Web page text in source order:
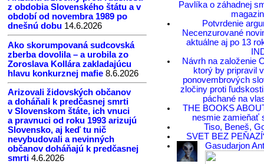
z obdobia Slovenského štátu a v
období od novembra 1989 po
dnešnú dobu 14.6.2026
Ako skorumpovaná sudcovská
zberba dovolila – a urobila zo
Zoroslava Kollára zakladajúcu
hlavu konkurznej mafie 8.6.2026
Arizovali židovských občanov
a doháňali k predčasnej smrti
v Slovenskom štáte, ich vnuci
a pravnuci od roku 1993 arizujú
Slovensko, aj keď tu nič
nevybudovali a nevinných
občanov doháňajú k predčasnej
smrti 4.6.2026
Pavlíka o záhadnej
Potvrdenie
Necenzurované
aktuálne aj po 13
Návrh na založenie
ktorý by pripravil
ponovembrových
zločiny proti
páchané na
THE BOOKS
nesmie zamieňať
Tiso, Beneš,
SVET BEZ
Gasudarjon